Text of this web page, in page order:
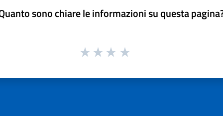
sono chiare le informazioni su questa